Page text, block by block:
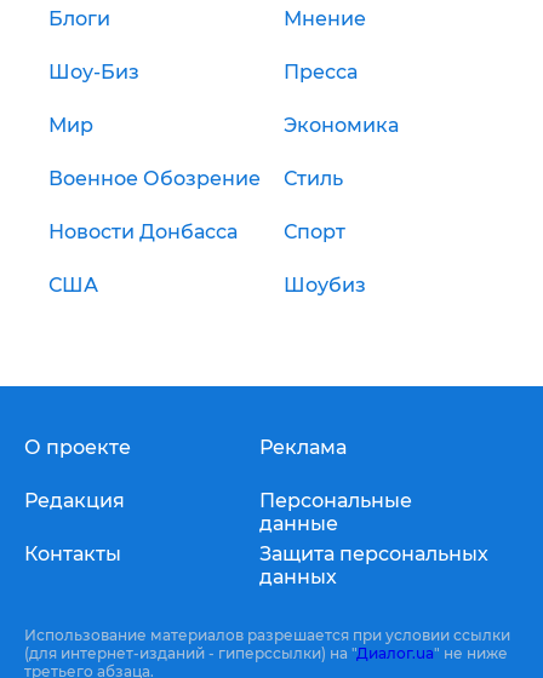
Блоги Мнение
Шоу-Биз Пресса
Мир Экономика
Военное Обозрение Стиль
Новости Донбасса Спорт
США Шоубиз
О проекте
Редакция
Контакты
Реклама
Персональные
данные
Защита персональных
данных
Использование материалов разрешается при условии ссылки
(для интернет-изданий - гиперссылки) на "Диалог.ua" не ниже
третьего абзаца.